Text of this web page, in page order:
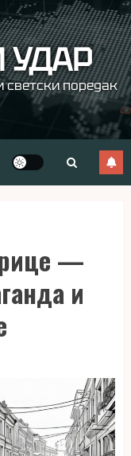
УДАР
светски поредак
—
и